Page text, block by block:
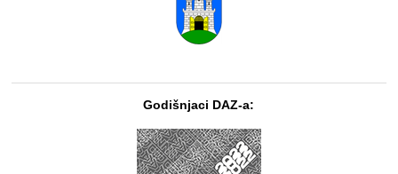
Godišnjaci DAZ-a: